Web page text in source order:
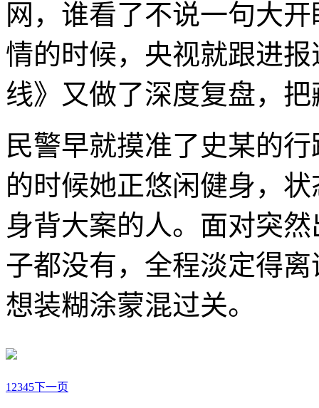
网，谁看了不说一句大
情的时候，央视就跟进
线》又做了深度复盘，
民警早就摸准了史某的
的时候她正悠闲健身，
身背大案的人。面对突
子都没有，全程淡定得
想装糊涂蒙混过关。
1 2345下一页